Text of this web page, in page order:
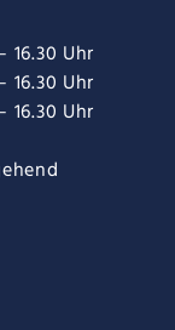
16.30 Uhr
16.30 Uhr
16.30 Uhr